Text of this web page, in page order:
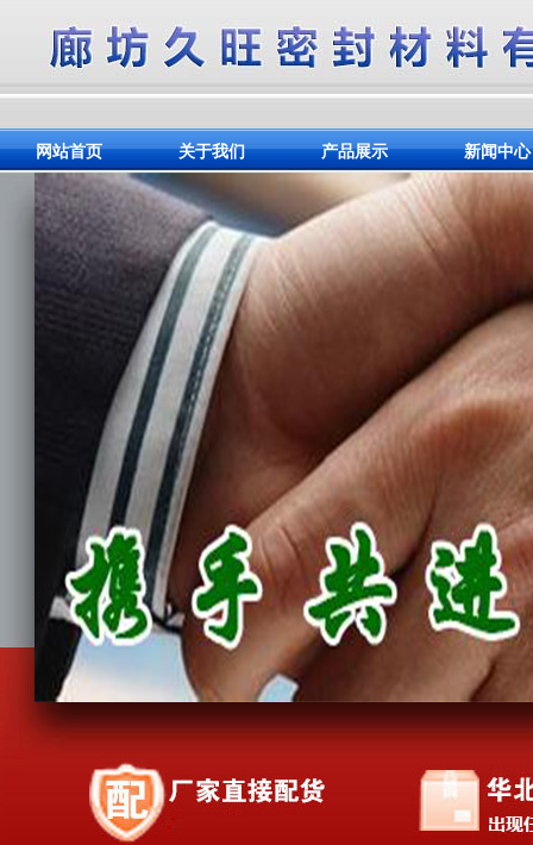
网站首页 关于我们 产品展示 新闻中心